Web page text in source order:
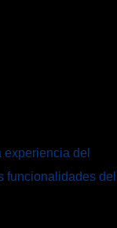
del
funcionalidades del